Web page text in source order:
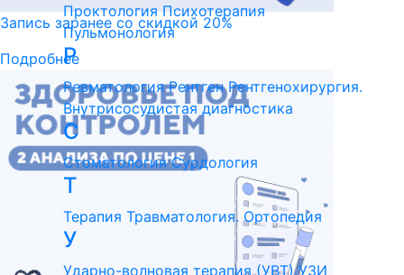
Запись заранее со скидкой 20%
Подробнее
Проктология Психотерапия
Пульмонология
Р
Ревматология Рентген Рентгенохирургия.
Внутрисосудистая диагностика
С
Стоматология Сурдология
Т
Терапия Травматология. Ортопедия
У
Ударно-волновая терапия (УВТ) УЗИ